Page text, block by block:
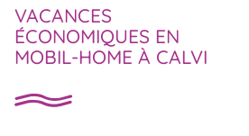
VACANCES
ÉCONOMIQUES EN
MOBIL-HOME À CALVI